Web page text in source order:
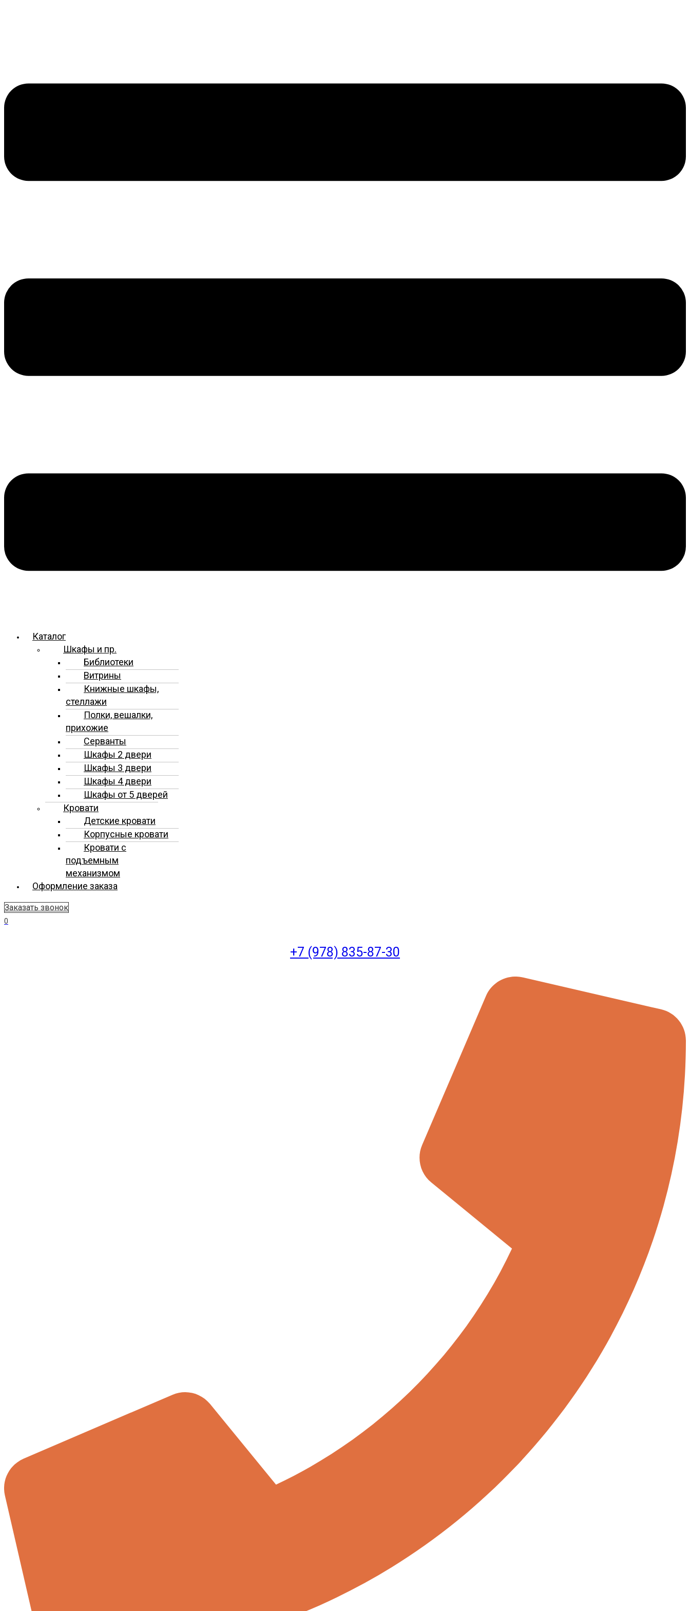
Каталог
Шкафы и пр.
Библиотеки
Витрины
Книжные шкафы,
стеллажи
Полки, вешалки,
прихожие
Серванты
Шкафы 2 двери
Шкафы 3 двери
Шкафы 4 двери
Шкафы от 5 дверей
Кровати
Детские кровати
Корпусные кровати
Кровати с
подъемным
механизмом
Оформление заказа
Заказать звонок
0
+7 (978) 835-87-30